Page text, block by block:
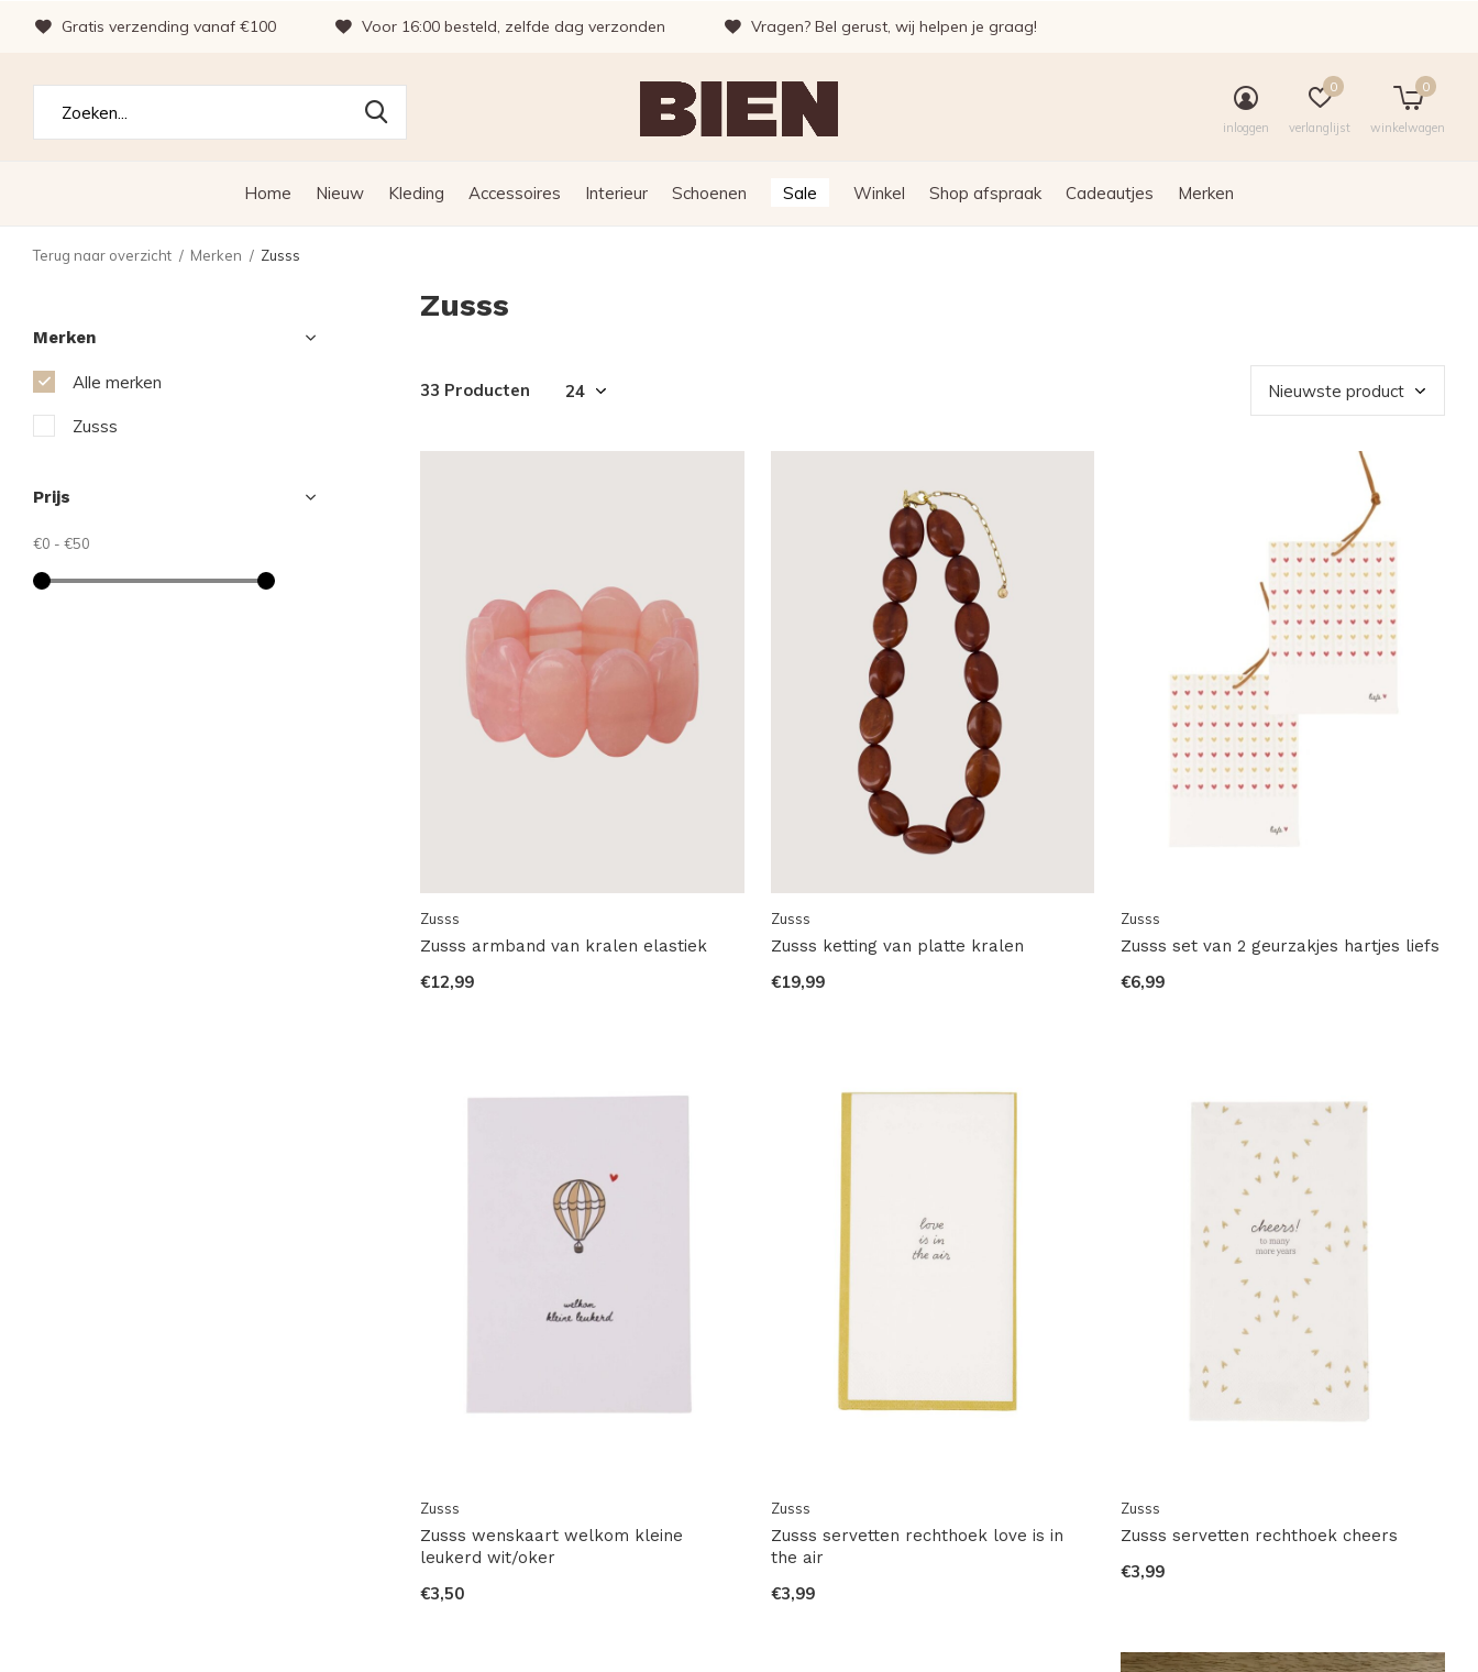
Home Nieuw Kleding Accessoires Interieur Schoenen Sale Winkel Shop afspraak Cadeautjes Merken
inloggen verlanglijst
0
winkelwagen
0
Gratis verzending vanaf €100 Voor 16:00 besteld, zelfde dag verzonden Vragen? Bel gerust, wij helpen je graag!
Terug naar overzicht Merken Zusss
Zusss
33 Producten
Zusss
Zusss armband van kralen elastiek
€12,99
Zusss
Zusss ketting van platte kralen
€19,99
Zusss
Zusss set van 2 geurzakjes hartjes liefs
€6,99
Zusss
Zusss wenskaart welkom kleine
leukerd wit/oker
€3,50
Zusss
Zusss servetten rechthoek love is in
the air
€3,99
Zusss
Zusss servetten rechthoek cheers
€3,99
Merken
Alle merken
Zusss
Prijs
€0 - €50